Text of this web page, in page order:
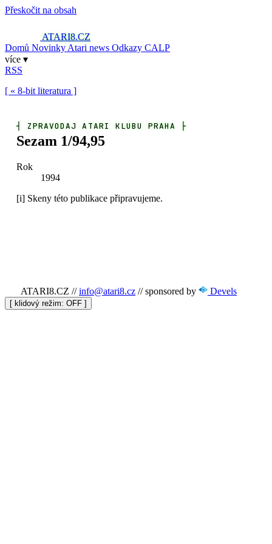
Přeskočit na obsah
ATARI8.CZ
Domů Novinky Atari news Odkazy CALP
více ▾
RSS
[ « 8-bit literatura ]
┤ ZPRAVODAJ ATARI KLUBU PRAHA ├
Sezam 1/94,95
Rok
1994
[i] Skeny této publikace připravujeme.
ATARI8.CZ // info@atari8.cz // sponsored by Devels
[ klidový režim: ]